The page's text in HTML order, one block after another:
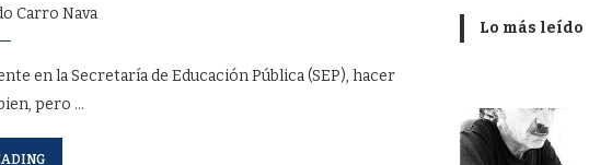
Carro Nava
en la Secretaría de Educación Pública (SEP), hacer
pero …
Lo más leído